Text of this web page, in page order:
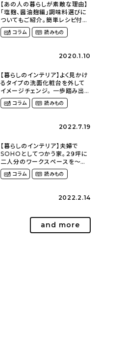
【あの人の暮らしが素敵な理由】
「塩麹、醤油麹編」調味料選びに
ついてもご紹介。簡単レシピ付
き〜発酵食品のある暮らし
（__mamigram___さん）
コラム 読みもの
2020.1.10
【暮らしのインテリア】よく見かけ
るタイプの洗面化粧台を外して
イメージチェンジ。 一歩踏み出し
て理想の空間へ〜築１２年の建
売住宅をDIYする暮らし
コラム 読みもの
2022.7.19
【暮らしのインテリア】夫婦で
SOHOとしてつかう家。２９坪に
二人分のワークスペースを〜枠
に囚われない自由な暮らし方
（norisuke_mobさん）
コラム 読みもの
2022.2.14
and more